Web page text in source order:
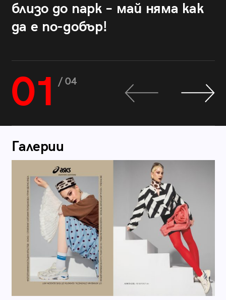
близо до парк – май няма как
да е по-добър!
01 / 04
Галерии